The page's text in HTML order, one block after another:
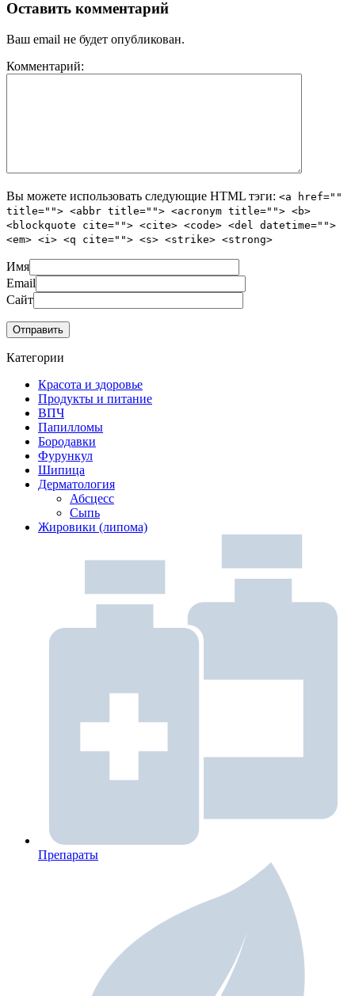
Оставить комментарий
Ваш email не будет опубликован.
Комментарий:
Вы можете использовать следующие HTML тэги: <a href=""
title=""> <abbr title=""> <acronym title=""> <b>
<blockquote cite=""> <cite> <code> <del datetime="">
<em> <i> <q cite=""> <s> <strike> <strong>
Имя
Email
Сайт
Категории
Красота и здоровье
Продукты и питание
ВПЧ
Папилломы
Бородавки
Фурункул
Шипица
Дерматология
Абсцесс
Сыпь
Жировики (липома)
Препараты